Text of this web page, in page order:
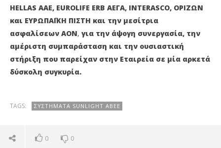
HELLAS AAE, EUROLIFE ERB AEΓΑ, INTERASCO, OΡΙΖΩΝ
και ΕΥΡΩΠΑΪΚΗ ΠΙΣΤΗ και την μεσίτρια
ασφαλίσεων AON, για την άψογη συνεργασία, την
αμέριστη συμπαράσταση και την ουσιαστική
στήριξη που παρείχαν στην Εταιρεία σε μία αρκετά
δύσκολη συγκυρία.
TAGS: ΣΥΣΤΗΜΑΤΑ SUNLIGHT ABEE
0 0